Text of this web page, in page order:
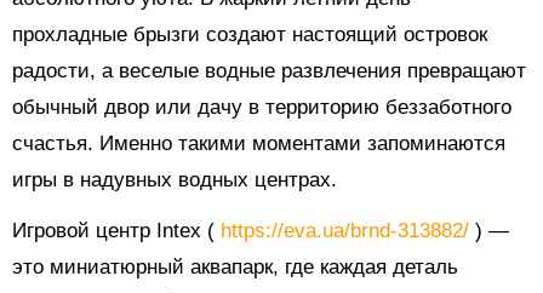
прохладные брызги создают настоящий островок
радости, а веселые водные развлечения превращают
обычный двор или дачу в территорию беззаботного
счастья. Именно такими моментами запоминаются
игры в надувных водных центрах.
Игровой центр Intex ( https://eva.ua/brnd-313882/ ) —
это миниатюрный аквапарк, где каждая деталь